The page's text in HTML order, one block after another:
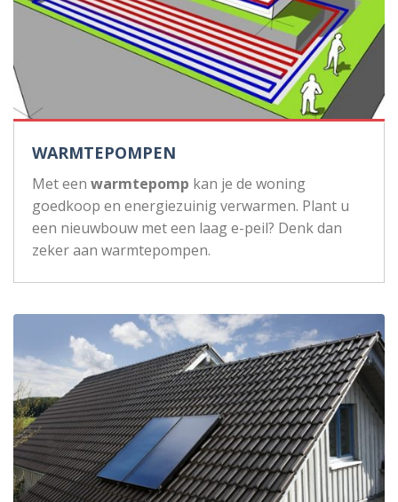
WARMTEPOMPEN
Met een warmtepomp kan je de woning
goedkoop en energiezuinig verwarmen. Plant u
een nieuwbouw met een laag e-peil? Denk dan
zeker aan warmtepompen.